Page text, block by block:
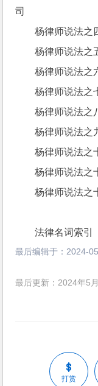
司
杨律师说法之
杨律师说法之
杨律师说法之
杨律师说法之
杨律师说法之
杨律师说法之
杨律师说法之
杨律师说法之
杨律师说法之
法律名词索引
最后编辑于： 2024-
最后更新：2024年5
打赏